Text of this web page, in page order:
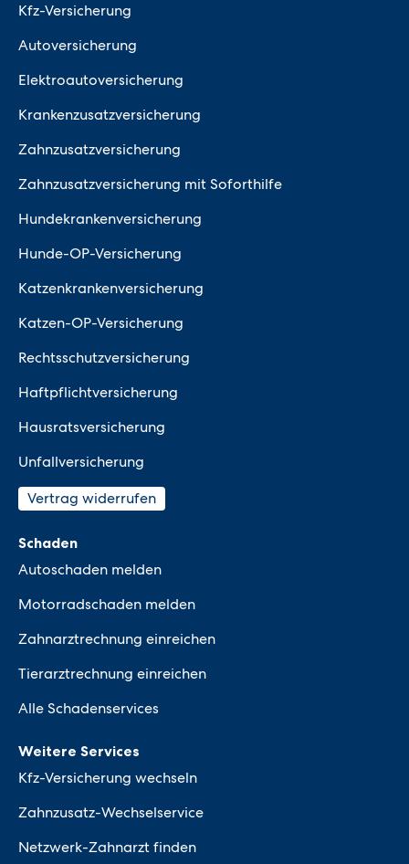
Kfz-Versicherung
Autoversicherung
Elektroautoversicherung
Krankenzusatzversicherung
Zahnzusatzversicherung
Zahnzusatzversicherung mit Soforthilfe
Hundekrankenversicherung
Hunde-OP-Versicherung
Katzenkrankenversicherung
Katzen-OP-Versicherung
Rechtsschutzversicherung
Haftpflichtversicherung
Hausratsversicherung
Unfallversicherung
Vertrag widerrufen
Schaden
Autoschaden melden
Motorradschaden melden
Zahnarztrechnung einreichen
Tierarztrechnung einreichen
Alle Schadenservices
Weitere Services
Kfz-Versicherung wechseln
Zahnzusatz-Wechselservice
Netzwerk-Zahnarzt finden